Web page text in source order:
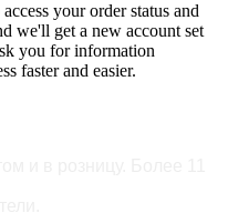
your order status and
we'll get a new account set
you for information
faster and easier.